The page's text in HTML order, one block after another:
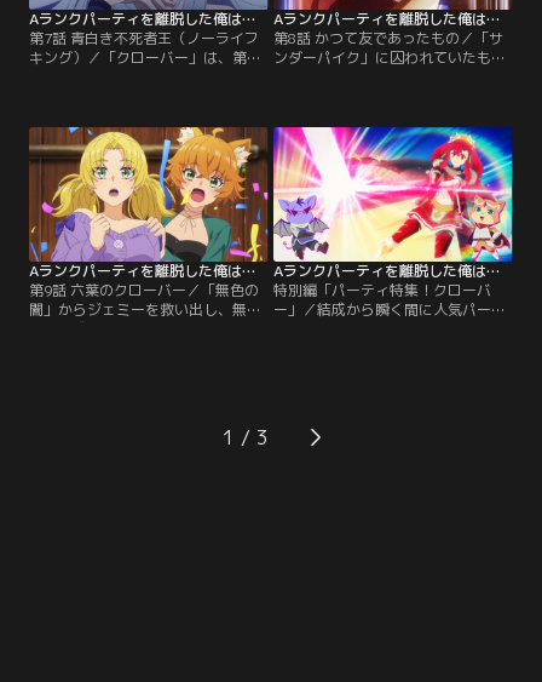
Aランクパーティを離脱した俺は、元教え子たちと迷宮深部を目指す。 第07話
第7話 青白き不死者王（ノーライフ
キング）／「クローバー」は、第三
降りたところ、なぜか現れたのは青
空と広大な草原。そこにある一軒家
を訪ねると、怪しげな老婆が出てき
た。すると突如として日が沈み、姿
を変えた老婆に動揺するユークた
ち。一時撤退を余儀なくされた…。
Aランクパーティを離脱した俺は、元教え子たちと迷宮深部を目指す。 第08話
第8話 かつて友であったもの／「サ
ンダーパイク」に囚われていたもの
した「クローバー」一行。だが、
「サンダーパイク」のメンバーであ
るジェミーが、ユークに対して強い
後悔の念を持っていたことを知る。
「無色の闇」に残ったジェミーを助
けるため、ユークは…。
Aランクパーティを離脱した俺は、元教え子たちと迷宮深部を目指す。 第09話
第9話 六葉のクローバー／「無色の
闇」からジェミーを救い出し、無事
脱出に成功した「クローバー」の
ーティに加入し、1年間の冒険者資
格停止処分を受けることになったジ
Aランクパーティを離脱した俺は、元教え子たちと迷宮深部を目指す。 総集編
特別編「パーティ特集！クローバ
ー」／結成から瞬く間に人気パーテ
軌跡を、本人たちのコメントととも
に振り返る特別編。メンバーの得意
1